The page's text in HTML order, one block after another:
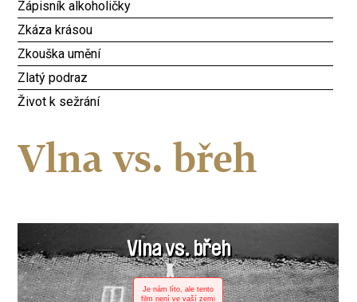
Zápisník alkoholičky
Zkáza krásou
Zkouška umění
Zlatý podraz
Život k sežrání
Vlna vs. břeh